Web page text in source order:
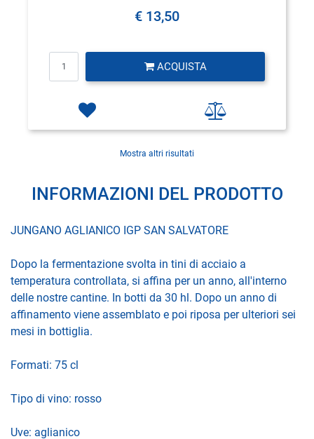
€ 13,50
ACQUISTA
Mostra altri risultati
INFORMAZIONI DEL PRODOTTO
JUNGANO AGLIANICO IGP SAN SALVATORE
Dopo la fermentazione svolta in tini di acciaio a
temperatura controllata, si affina per un anno, all'interno
delle nostre cantine. In botti da 30 hl. Dopo un anno di
affinamento viene assemblato e poi riposa per ulteriori sei
mesi in bottiglia.
Formati: 75 cl
Tipo di vino: rosso
Uve: aglianico